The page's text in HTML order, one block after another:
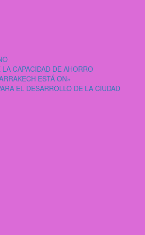
CAPACIDAD DE AHORRO
ESTÁ ON»
EL DESARROLLO DE LA CIUDAD